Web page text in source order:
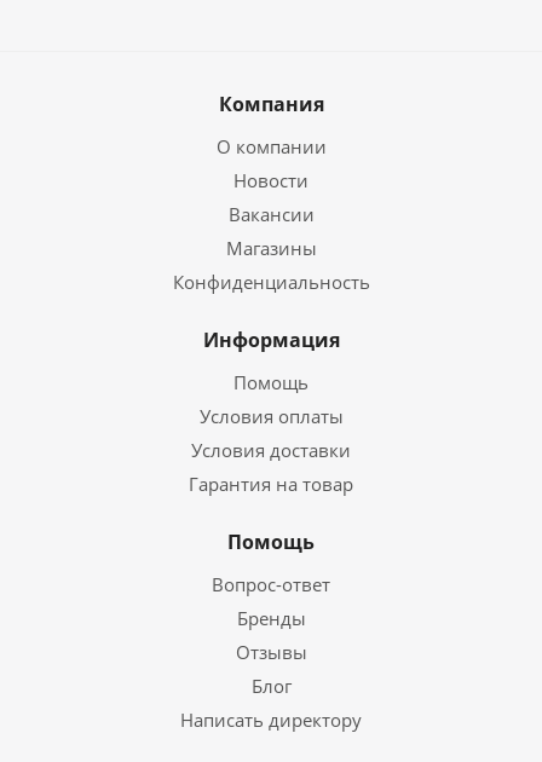
Компания
О компании
Новости
Вакансии
Магазины
Конфиденциальность
Информация
Помощь
Условия оплаты
Условия доставки
Гарантия на товар
Помощь
Вопрос-ответ
Бренды
Отзывы
Блог
Написать директору